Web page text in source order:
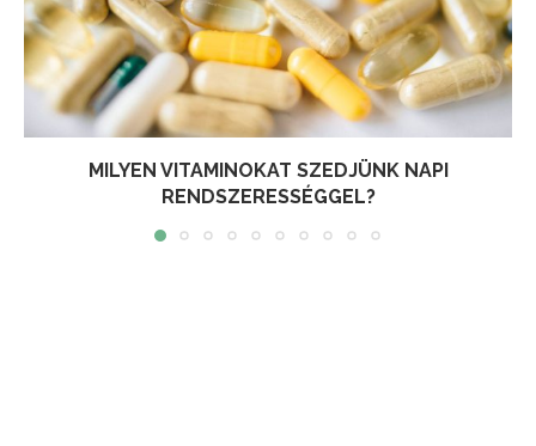
MILYEN VITAMINOKAT SZEDJÜNK NAPI
RENDSZERESSÉGGEL?